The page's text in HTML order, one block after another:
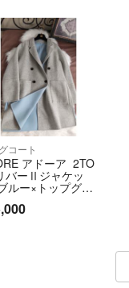
コート
アドーア 2TO
バーⅡジャケッ
ルー×トップグレ